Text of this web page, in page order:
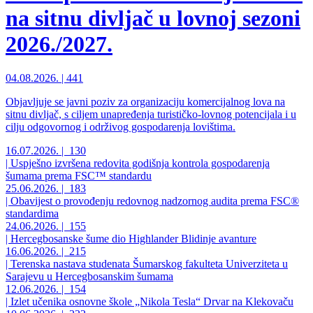
na sitnu divljač u lovnoj sezoni
2026./2027.
04.08.2026. | 441
Objavljuje se javni poziv za organizaciju komercijalnog lova na
sitnu divljač, s ciljem unapređenja turističko-lovnog potencijala i u
cilju odgovornog i održivog gospodarenja lovištima.
16.07.2026. | 130
| Uspješno izvršena redovita godišnja kontrola gospodarenja
šumama prema FSC™ standardu
25.06.2026. | 183
| Obavijest o provođenju redovnog nadzornog audita prema FSC®
standardima
24.06.2026. | 155
| Hercegbosanske šume dio Highlander Blidinje avanture
16.06.2026. | 215
| Terenska nastava studenata Šumarskog fakulteta Univerziteta u
Sarajevu u Hercegbosanskim šumama
12.06.2026. | 154
| Izlet učenika osnovne škole „Nikola Tesla“ Drvar na Klekovaču